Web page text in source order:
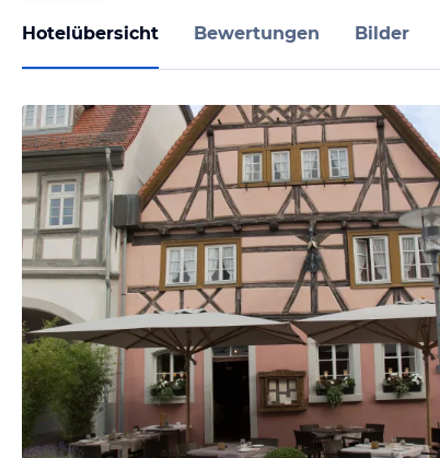
Hotelübersicht Bewertungen Bilder